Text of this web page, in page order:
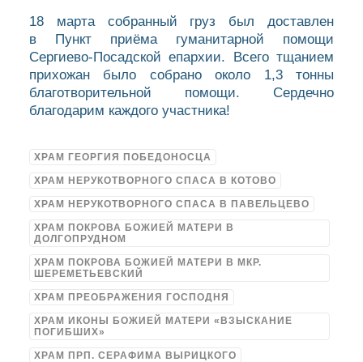
18 марта собранный груз был доставлен
в Пункт приёма гуманитарной помощи
Сергиево-Посадской епархии. Всего тщанием
прихожан было собрано около 1,3 тонны
благотворительной помощи. Сердечно
благодарим каждого участника!
ХРАМ ГЕОРГИЯ ПОБЕДОНОСЦА
ХРАМ НЕРУКОТВОРНОГО СПАСА В КОТОВО
ХРАМ НЕРУКОТВОРНОГО СПАСА В ПАВЕЛЬЦЕВО
ХРАМ ПОКРОВА БОЖИЕЙ МАТЕРИ В
ДОЛГОПРУДНОМ
ХРАМ ПОКРОВА БОЖИЕЙ МАТЕРИ В МКР.
ШЕРЕМЕТЬЕВСКИЙ
ХРАМ ПРЕОБРАЖЕНИЯ ГОСПОДНЯ
ХРАМ ИКОНЫ БОЖИЕЙ МАТЕРИ «ВЗЫСКАНИЕ
ПОГИБШИХ»
ХРАМ ПРП. СЕРАФИМА ВЫРИЦКОГО